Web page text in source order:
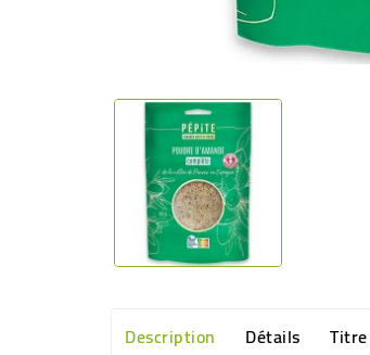
Description Détails